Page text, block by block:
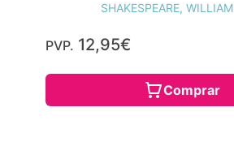
SHAKESPEARE, WILLIAM
PVP. 12,95€
Comprar